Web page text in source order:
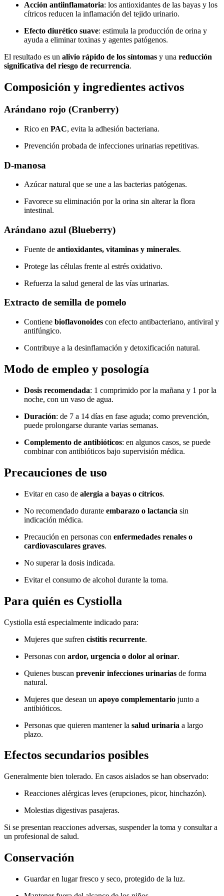
Acción antiinflamatoria: los antioxidantes de las bayas y los
cítricos reducen la inflamación del tejido urinario.
Efecto diurético suave: estimula la producción de orina y
ayuda a eliminar toxinas y agentes patógenos.
El resultado es un alivio rápido de los síntomas y una reducción
significativa del riesgo de recurrencia.
Composición y ingredientes activos
Arándano rojo (Cranberry)
Rico en PAC, evita la adhesión bacteriana.
Prevención probada de infecciones urinarias repetitivas.
D-manosa
Azúcar natural que se une a las bacterias patógenas.
Favorece su eliminación por la orina sin alterar la flora
intestinal.
Arándano azul (Blueberry)
Fuente de antioxidantes, vitaminas y minerales.
Protege las células frente al estrés oxidativo.
Refuerza la salud general de las vías urinarias.
Extracto de semilla de pomelo
Contiene bioflavonoides con efecto antibacteriano, antiviral y
antifúngico.
Contribuye a la desinflamación y detoxificación natural.
Modo de empleo y posología
Dosis recomendada: 1 comprimido por la mañana y 1 por la
noche, con un vaso de agua.
Duración: de 7 a 14 días en fase aguda; como prevención,
puede prolongarse durante varias semanas.
Complemento de antibióticos: en algunos casos, se puede
combinar con antibióticos bajo supervisión médica.
Precauciones de uso
Evitar en caso de alergia a bayas o cítricos.
No recomendado durante embarazo o lactancia sin
indicación médica.
Precaución en personas con enfermedades renales o
cardiovasculares graves.
No superar la dosis indicada.
Evitar el consumo de alcohol durante la toma.
Para quién es Cystiolla
Cystiolla está especialmente indicado para:
Mujeres que sufren cistitis recurrente.
Personas con ardor, urgencia o dolor al orinar.
Quienes buscan prevenir infecciones urinarias de forma
natural.
Mujeres que desean un apoyo complementario junto a
antibióticos.
Personas que quieren mantener la salud urinaria a largo
plazo.
Efectos secundarios posibles
Generalmente bien tolerado. En casos aislados se han observado:
Reacciones alérgicas leves (erupciones, picor, hinchazón).
Molestias digestivas pasajeras.
Si se presentan reacciones adversas, suspender la toma y consultar a
un profesional de salud.
Conservación
Guardar en lugar fresco y seco, protegido de la luz.